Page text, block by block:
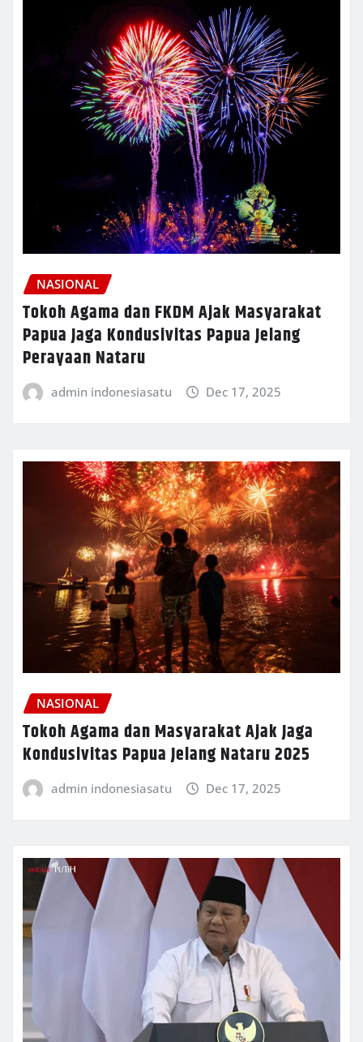
NASIONAL
Tokoh Agama dan FKDM Ajak Masyarakat
Papua Jaga Kondusivitas Papua Jelang
Perayaan Nataru
admin indonesiasatu Dec 17, 2025
NASIONAL
Tokoh Agama dan Masyarakat Ajak Jaga
Kondusivitas Papua Jelang Nataru 2025
admin indonesiasatu Dec 17, 2025